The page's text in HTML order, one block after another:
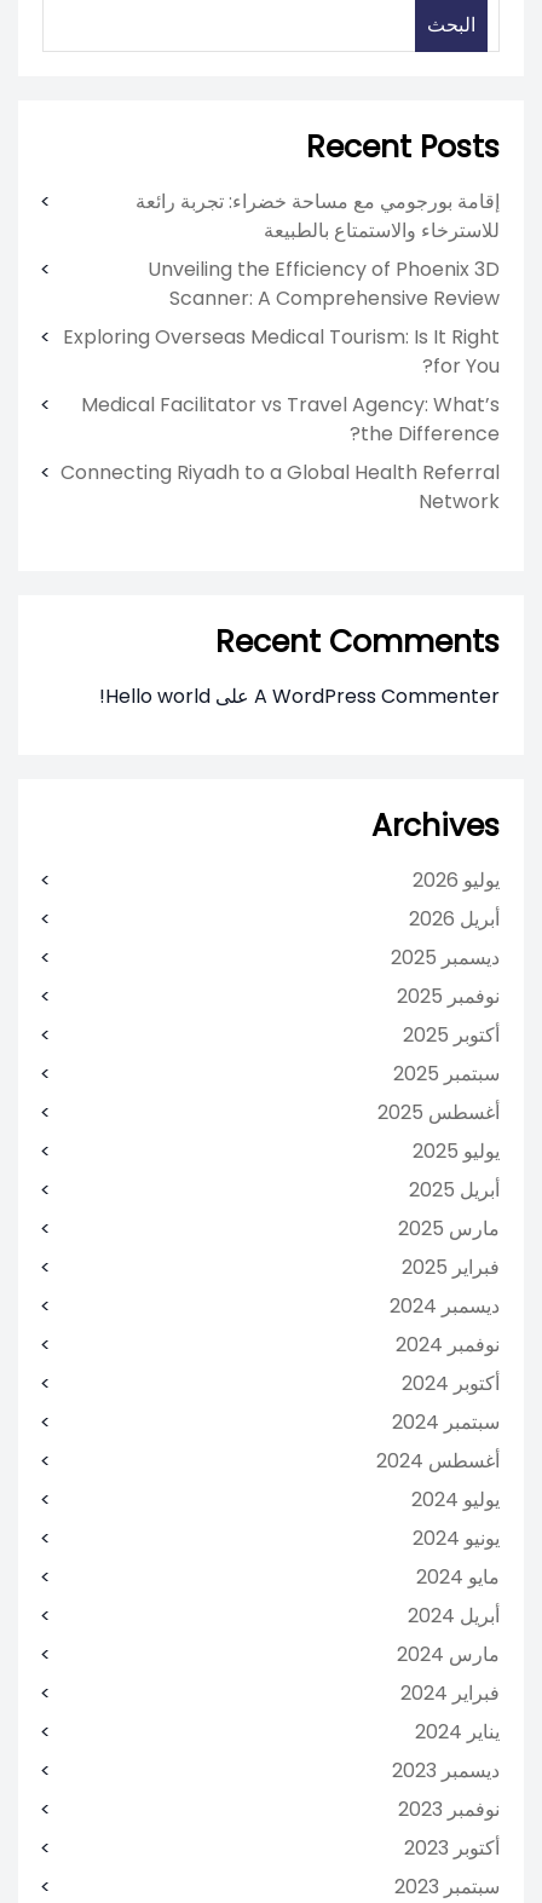
البحث
Recent Posts
إقامة بورجومي مع مساحة خضراء: تجربة رائعة
للاسترخاء والاستمتاع بالطبيعة
Unveiling the Efficiency of Phoenix 3D
Scanner: A Comprehensive Review
Exploring Overseas Medical Tourism: Is It Right
for You?
Medical Facilitator vs Travel Agency: What’s
the Difference?
Connecting Riyadh to a Global Health Referral
Network
Recent Comments
A WordPress Commenter على Hello world!
Archives
يوليو 2026
أبريل 2026
ديسمبر 2025
نوفمبر 2025
أكتوبر 2025
سبتمبر 2025
أغسطس 2025
يوليو 2025
أبريل 2025
مارس 2025
فبراير 2025
ديسمبر 2024
نوفمبر 2024
أكتوبر 2024
سبتمبر 2024
أغسطس 2024
يوليو 2024
يونيو 2024
مايو 2024
أبريل 2024
مارس 2024
فبراير 2024
يناير 2024
ديسمبر 2023
نوفمبر 2023
أكتوبر 2023
سبتمبر 2023